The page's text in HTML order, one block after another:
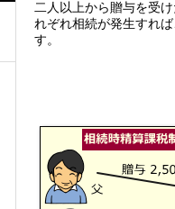
二人以上から贈与を受
れぞれ相続が発生すれ
す。